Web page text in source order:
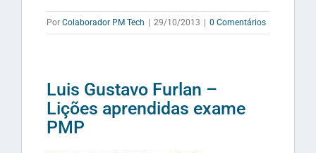
Por Colaborador PM Tech | 29/10/2013 | 0 Comentários
Luis Gustavo Furlan –
Lições aprendidas exame
PMP